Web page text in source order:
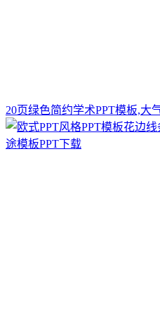
20页绿色简约学术PPT模板,大